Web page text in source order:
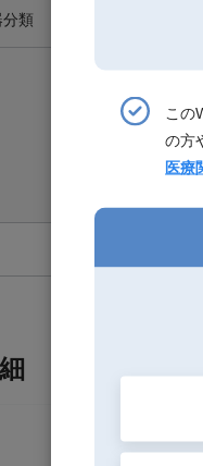
類
シェード
ェード
【内容】
・シング
・トリプ
この
の方
医療